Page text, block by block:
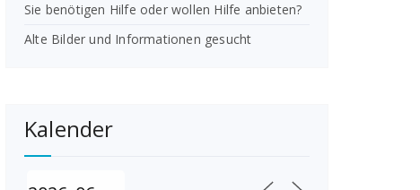
Sie benötigen Hilfe oder wollen Hilfe anbieten?
Alte Bilder und Informationen gesucht
Kalender